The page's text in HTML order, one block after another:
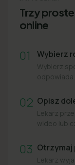
Trzy
online
01 Wybierz
Wybierz
02 Opisz
Lekarz
wideo lub
03 Otrzymaj
Lekarz